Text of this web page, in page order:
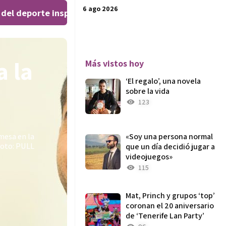
deporte inspiran al público en el Teatro Leal
6 ago 2026
la
en la
PULL
Más vistos hoy
‘El regalo’, una novela
sobre la vida
123
«Soy una persona normal
que un día decidió jugar a
videojuegos»
115
Mat, Princh y grupos ‘top’
coronan el 20 aniversario
de ‘Tenerife Lan Party’